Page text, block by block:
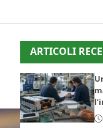
ARTICOLI